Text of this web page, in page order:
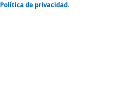
Política de privacidad.